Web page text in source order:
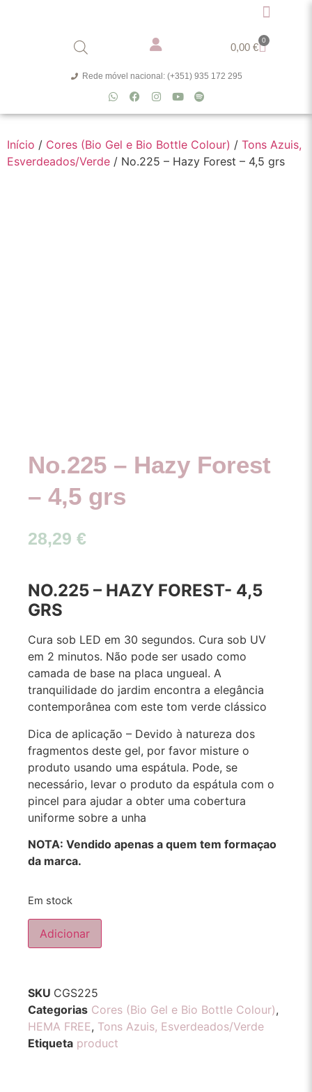
0,00€
0
Rede móvel nacional: (+351) 935 172 295
Início / Cores (Bio Gel e Bio Bottle Colour) / Tons Azuis,
Esverdeados/Verde / No.225 – Hazy Forest – 4,5 grs
No.225 – Hazy Forest
– 4,5 grs
28,29 €
NO.225 – HAZY FOREST- 4,5
GRS
Cura sob LED em 30 segundos. Cura sob UV
em 2 minutos. Não pode ser usado como
camada de base na placa ungueal. A
tranquilidade do jardim encontra a elegância
contemporânea com este tom verde clássico
Dica de aplicação – Devido à natureza dos
fragmentos deste gel, por favor misture o
produto usando uma espátula. Pode, se
necessário, levar o produto da espátula com o
pincel para ajudar a obter uma cobertura
uniforme sobre a unha
NOTA: Vendido apenas a quem tem formaçao
da marca.
Em stock
Adicionar
SKU CGS225
Categorias Cores (Bio Gel e Bio Bottle Colour),
HEMA FREE, Tons Azuis, Esverdeados/Verde
Etiqueta product